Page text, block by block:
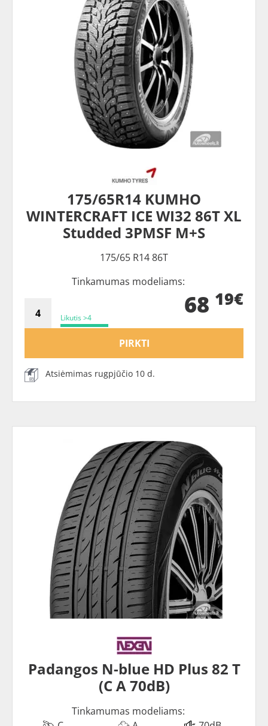
175/65R14 KUMHO
WINTERCRAFT ICE WI32 86T XL
Studded 3PMSF M+S
175/65 R14 86T
Tinkamumas modeliams:
Likutis >4 68 19€
PIRKTI
Atsiėmimas rugpjūčio 10 d.
Padangos N-blue HD Plus 82 T
(C A 70dB)
Tinkamumas modeliams: